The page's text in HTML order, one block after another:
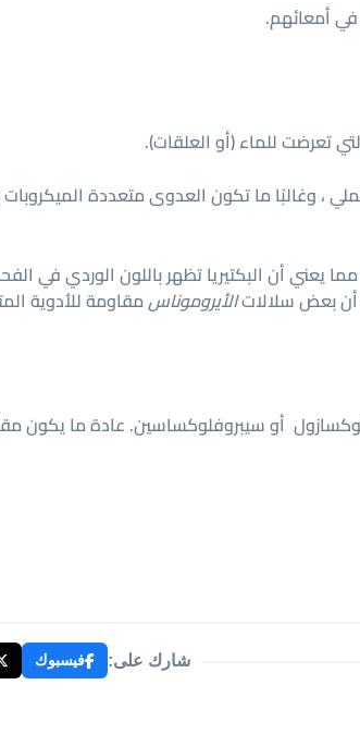
في أمعائهم.
تعرضت للماء (أو العلقات).
، وغالبًا ما تكون العدوى متعددة
يعني أن البكتيريا تظهر باللون الوردي في
أن بعض سلالاتالأيروموناسمقاومة للأدوية
أو سيبروفلوكساسين. عادة ما يكون
شارك على: فيسبوك